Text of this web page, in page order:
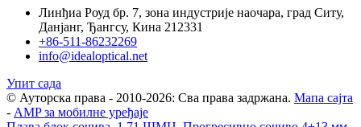
Линђиа Роуд бр. 7, зона индустрије наочара, град Ситу,
Данјанг, Ђангсу, Кина 212331
+86-511-86232269
info@idealoptical.net
Упит сада
© Ауторска права - 2010-2026: Сва права задржана. Мапа сајта
- AMP за мобилне уређаје